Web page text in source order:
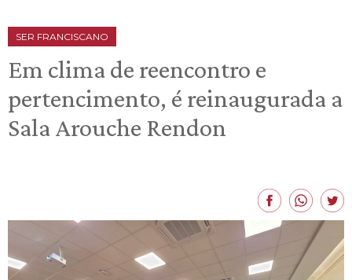
SER FRANCISCANO
Em clima de reencontro e
pertencimento, é reinaugurada a
Sala Arouche Rendon